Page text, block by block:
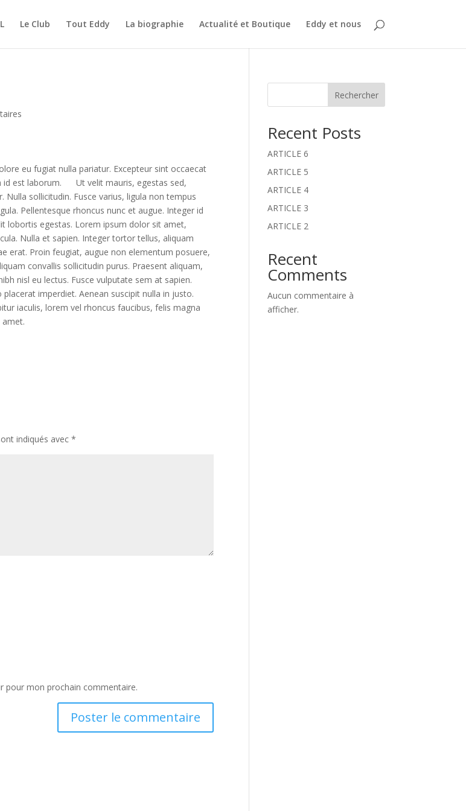
Le Club Tout Eddy La biographie Actualité et Boutique Eddy et nous
eu fugiat nulla pariatur. Excepteur sint occaecat
id est laborum.
Ut velit mauris, egestas sed,
Nulla sollicitudin. Fusce varius, ligula non tempus
Pellentesque rhoncus nunc et augue. Integer id
lobortis egestas. Lorem ipsum dolor sit amet,
Nulla et sapien. Integer tortor tellus, aliquam
erat. Proin feugiat, augue non elementum posuere,
convallis sollicitudin purus. Praesent aliquam,
nisl eu lectus. Fusce vulputate sem at sapien.
imperdiet. Aenean suscipit nulla in justo.
iaculis, lorem vel rhoncus faucibus, felis magna
indiqués avec*
pour mon prochain commentaire.
Rechercher
Recent Posts
ARTICLE 6
ARTICLE 5
ARTICLE 4
ARTICLE 3
ARTICLE 2
Recent
Comments
Aucun commentaire à
afficher.